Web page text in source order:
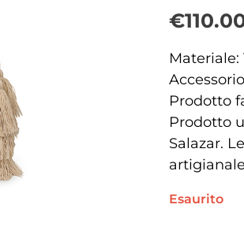
€
Materiale:
Prodotto
Prodotto
Salazar.
Esaurito